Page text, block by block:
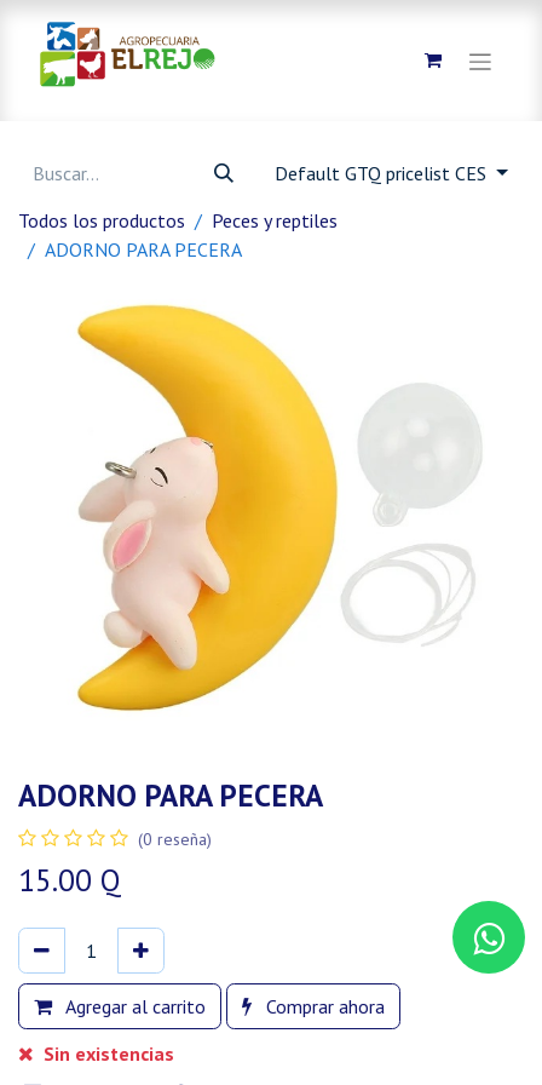
Default GTQ pricelist CES
Todos los productos
Peces y reptiles
ADORNO PARA PECERA
ADORNO PARA PECERA
(0 reseña)
15.00 Q
Agregar al carrito
Comprar ahora
Sin existencias